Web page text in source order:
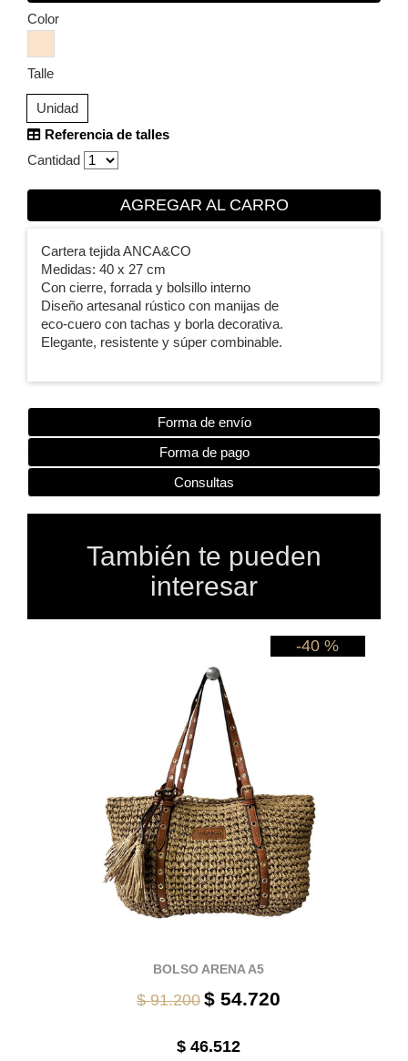
Color
Talle
Unidad
Referencia de talles
Cantidad
AGREGAR AL CARRO
Cartera tejida ANCA&CO
Medidas: 40 x 27 cm
Con cierre, forrada y bolsillo interno
Diseño artesanal rústico con manijas de
eco-cuero con tachas y borla decorativa.
Elegante, resistente y súper combinable.
Forma de envío
Forma de pago
Consultas
También te pueden
interesar
-40 %
BOLSO ARENA A5
$ 91.200 $ 54.720
$ 46.512